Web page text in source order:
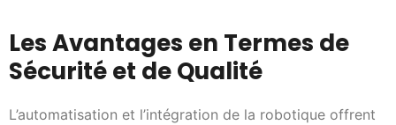
Les Avantages en Termes de
Sécurité et de Qualité
L’automatisation et l’intégration de la robotique offrent